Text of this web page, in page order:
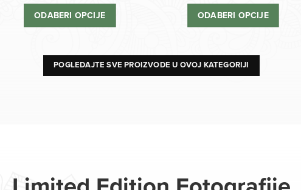
138,00 €
ODABERI OPCIJE
cijena:
ODABERI OPCIJE
POGLEDAJTE SVE PROIZVODE U OVOJ KATEGORIJI